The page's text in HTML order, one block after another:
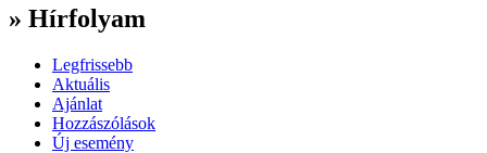
» Hírfolyam
Legfrissebb
Aktuális
Ajánlat
Hozzászólások
Új esemény